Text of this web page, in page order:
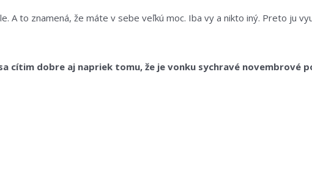
A to znamená, že máte v sebe veľkú moc. Iba vy a nikto iný. Preto ju
cítim dobre aj napriek tomu, že je vonku sychravé novembrové